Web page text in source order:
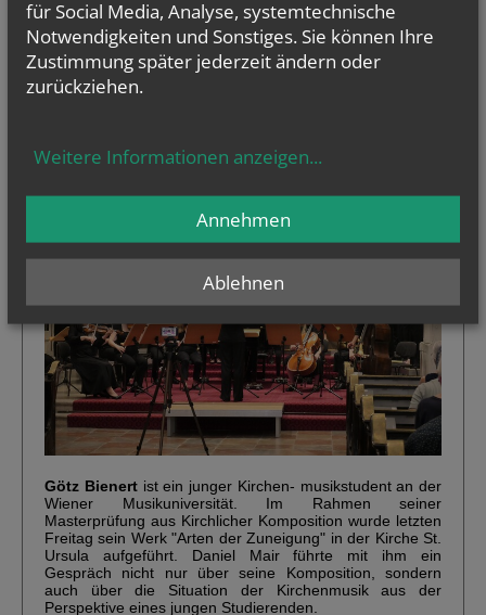
für Social Media, Analyse, systemtechnische
Notwendigkeiten und Sonstiges. Sie können Ihre
Zustimmung später jederzeit ändern oder
zurückziehen.
Weitere Informationen anzeigen...
Ablehnen
Annehmen